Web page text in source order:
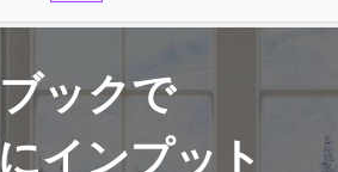
ックで
インプット